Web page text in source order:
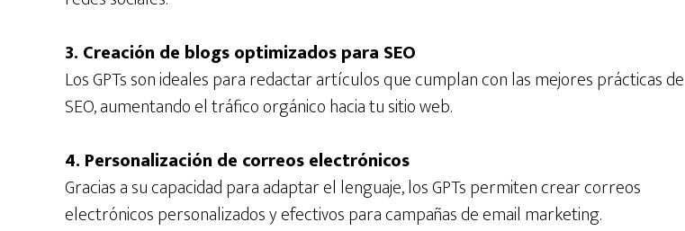
3. Creación de blogs optimizados para SEO
Los GPTs son ideales para redactar artículos que cumplan con las mejores prácticas de
SEO, aumentando el tráfico orgánico hacia tu sitio web.
4. Personalización de correos electrónicos
Gracias a su capacidad para adaptar el lenguaje, los GPTs permiten crear correos
electrónicos personalizados y efectivos para campañas de email marketing.